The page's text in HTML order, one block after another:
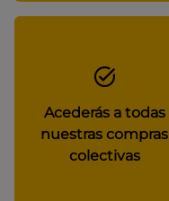
Acederás a todas
nuestras compras
colectivas